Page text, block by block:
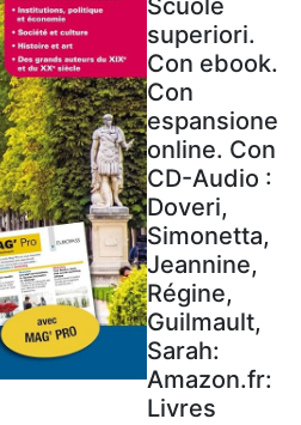
Scuole
superiori.
Con ebook.
Con
espansione
online. Con
CD-Audio :
Doveri,
Simonetta,
Jeannine,
Régine,
Guilmault,
Sarah:
Amazon.fr:
Livres